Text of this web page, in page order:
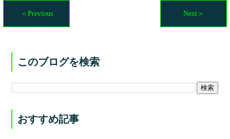
＜Previous Next＞
このブログを検索
おすすめ記事